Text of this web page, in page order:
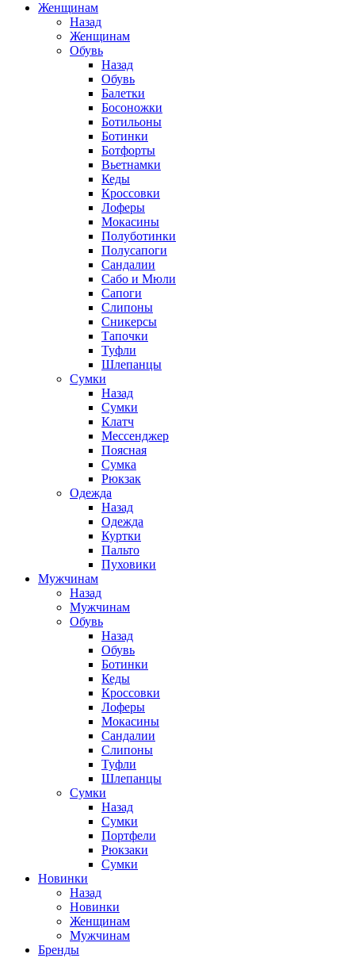
Женщинам
Назад
Женщинам
Обувь
Назад
Обувь
Балетки
Босоножки
Ботильоны
Ботинки
Ботфорты
Вьетнамки
Кеды
Кроссовки
Лоферы
Мокасины
Полуботинки
Полусапоги
Сандалии
Сабо и Мюли
Сапоги
Слипоны
Сникерсы
Тапочки
Туфли
Шлепанцы
Cумки
Назад
Cумки
Клатч
Мессенджер
Поясная
Сумка
Рюкзак
Одежда
Назад
Одежда
Куртки
Пальто
Пуховики
Мужчинам
Назад
Мужчинам
Обувь
Назад
Обувь
Ботинки
Кеды
Кроссовки
Лоферы
Мокасины
Сандалии
Слипоны
Туфли
Шлепанцы
Сумки
Назад
Сумки
Портфели
Рюкзаки
Сумки
Новинки
Назад
Новинки
Женщинам
Мужчинам
Бренды